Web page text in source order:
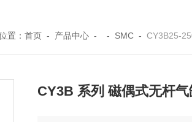
置： 首页 - 产品中心 - - SMC - CY3B25-
CY3B 系列 磁偶式无杆